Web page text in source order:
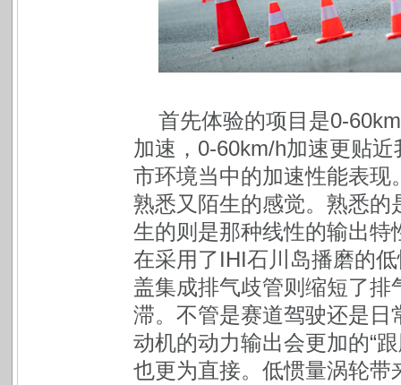
首先体验的项目是0-
加速，0-60km/h加速更贴
市环境当中的加速性能表
熟悉又陌生的感觉。熟悉
生的则是那种线性的输出
在采用了IHI石川岛播磨的
盖集成排气歧管则缩短了
滞。不管是赛道驾驶还是
动机的动力输出会更加的“
也更为直接。低惯量涡轮